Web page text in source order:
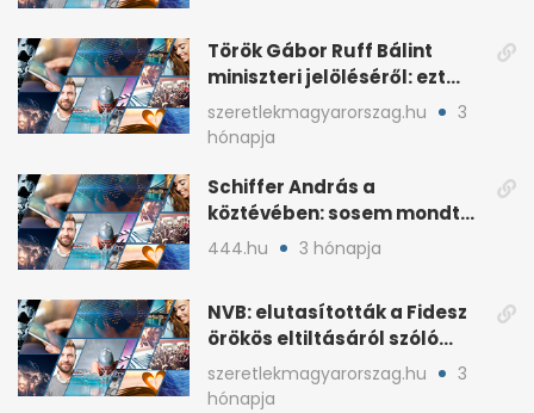
Török Gábor Ruff Bálint
miniszteri jelöléséről: ezt
írta a posztjában
szeretlekmagyarorszag.hu
3
hónapja
Schiffer András a
köztévében: sosem mondta,
ki fog nyerni
444.hu 3 hónapja
NVB: elutasították a Fidesz
örökös eltiltásáról szóló
népszavazást
szeretlekmagyarorszag.hu
3
hónapja